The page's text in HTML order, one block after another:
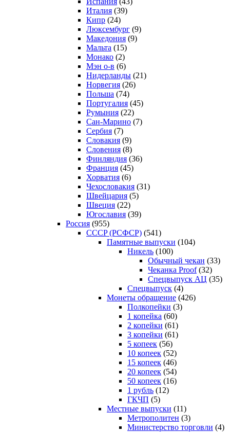
Италия (39)
Кипр (24)
Люксембург (9)
Македония (9)
Мальта (15)
Монако (2)
Мэн о-в (6)
Нидерланды (21)
Норвегия (26)
Польша (74)
Португалия (45)
Румыния (22)
Сан-Марино (7)
Сербия (7)
Словакия (9)
Словения (8)
Финляндия (36)
Франция (45)
Хорватия (6)
Чехословакия (31)
Швейцария (5)
Швеция (22)
Югославия (39)
Россия (955)
CCCP (РСФСР) (541)
Памятные выпуски (104)
Никель (100)
Обычный чекан (33)
Чеканка Proof(32)
Спецвыпуск АЦ (35)
Спецвыпуск (4)
Монеты обращение (426)
Полкопейки (3)
1 копейка (60)
2 копейки (61)
3 копейки (61)
5 копеек (56)
10 копеек (52)
15 копеек (46)
20 копеек (54)
50 копеек (16)
1 рубль (12)
ГКЧП (5)
Местные выпуски (11)
Метрополитен (3)
Министерство торговли (4)